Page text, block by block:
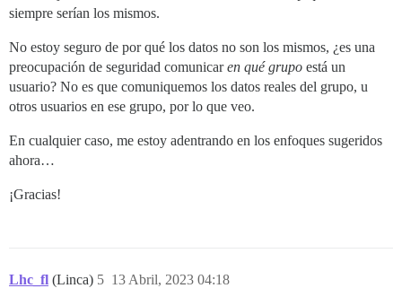
siempre serían los mismos.
No estoy seguro de por qué los datos no son los mismos, ¿es una
preocupación de seguridad comunicaren qué grupo está un
usuario? No es que comuniquemos los datos reales del grupo, u
otros usuarios en ese grupo, por lo que veo.
En cualquier caso, me estoy adentrando en los enfoques sugeridos
ahora…
¡Gracias!
Lhc_fl (Linca) 13 Abril, 2023 04:18
5